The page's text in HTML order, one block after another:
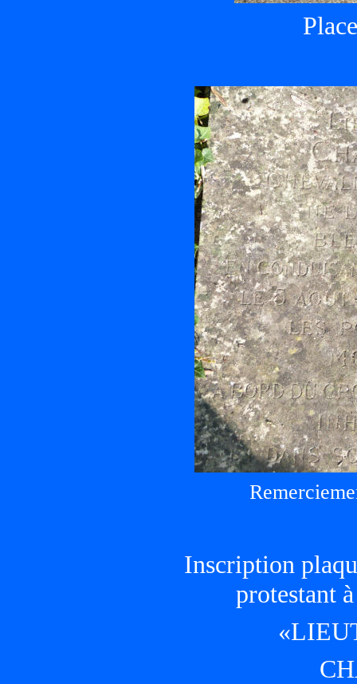
Inscription
protestant